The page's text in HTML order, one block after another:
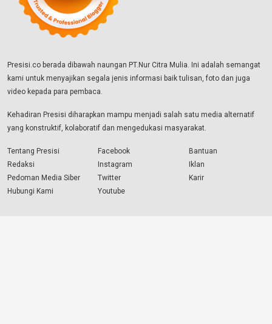
Presisi.co berada dibawah naungan PT.Nur Citra Mulia. Ini adalah semangat
kami untuk menyajikan segala jenis informasi baik tulisan, foto dan juga
video kepada para pembaca.
Kehadiran Presisi diharapkan mampu menjadi salah satu media alternatif
yang konstruktif, kolaboratif dan mengedukasi masyarakat.
Tentang Presisi
Redaksi
Pedoman Media Siber
Hubungi Kami
Facebook
Instagram
Twitter
Youtube
Bantuan
Iklan
Karir